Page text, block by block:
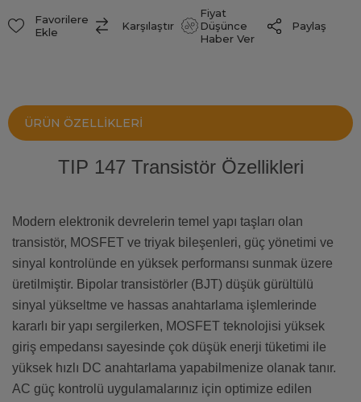
Favorilere
Ekle
Karşılaştır
Fiyat
Düşünce
Haber Ver
Paylaş
ÜRÜN ÖZELLIKLERI
TIP 147 Transistör Özellikleri
Modern elektronik devrelerin temel yapı taşları olan
transistör, MOSFET ve triyak bileşenleri, güç yönetimi ve
sinyal kontrolünde en yüksek performansı sunmak üzere
üretilmiştir. Bipolar transistörler (BJT) düşük gürültülü
sinyal yükseltme ve hassas anahtarlama işlemlerinde
kararlı bir yapı sergilerken, MOSFET teknolojisi yüksek
giriş empedansı sayesinde çok düşük enerji tüketimi ile
yüksek hızlı DC anahtarlama yapabilmenize olanak tanır.
AC güç kontrolü uygulamalarınız için optimize edilen